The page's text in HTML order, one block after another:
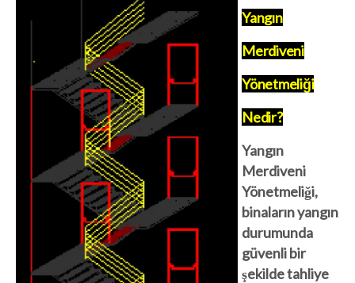
Yangın
Merdiveni
Yönetmeliği
Nedir?
Yangın
Merdiveni
Yönetmeliği,
binaların yangın
durumunda
güvenli bir
şekilde tahliye